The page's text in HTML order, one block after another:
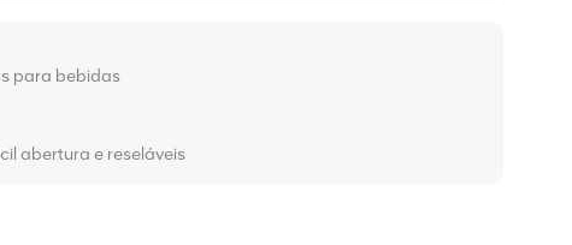
para bebidas
abertura e reseláveis